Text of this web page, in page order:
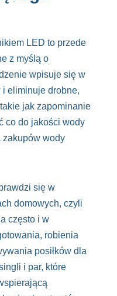
LED to przede
z myślą o
wpisuje się w
eliminuje drobne,
jak zapominanie
co do jakości wody
wody
się w
domowych, czyli
często i w
robienia
posiłków dla
i par, które